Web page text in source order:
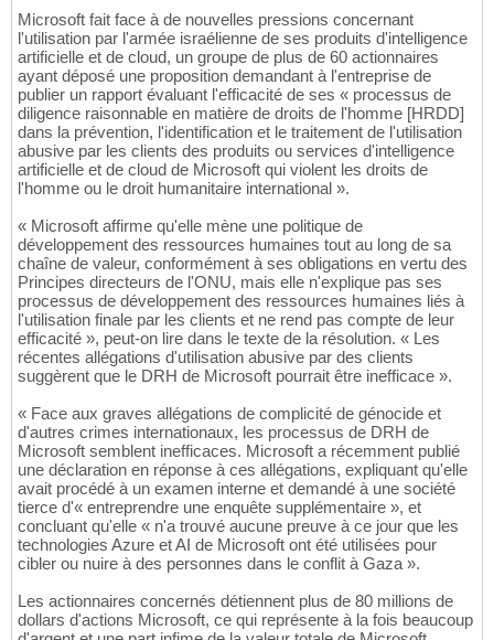
Microsoft fait face à de nouvelles pressions concernant
l'utilisation par l'armée israélienne de ses produits d'intelligence
artificielle et de cloud, un groupe de plus de 60 actionnaires
ayant déposé une proposition demandant à l'entreprise de
publier un rapport évaluant l'efficacité de ses « processus de
diligence raisonnable en matière de droits de l'homme [HRDD]
dans la prévention, l'identification et le traitement de l'utilisation
abusive par les clients des produits ou services d'intelligence
artificielle et de cloud de Microsoft qui violent les droits de
l'homme ou le droit humanitaire international ».
« Microsoft affirme qu'elle mène une politique de
développement des ressources humaines tout au long de sa
chaîne de valeur, conformément à ses obligations en vertu des
Principes directeurs de l'ONU, mais elle n'explique pas ses
processus de développement des ressources humaines liés à
l'utilisation finale par les clients et ne rend pas compte de leur
efficacité », peut-on lire dans le texte de la résolution. « Les
récentes allégations d'utilisation abusive par des clients
suggèrent que le DRH de Microsoft pourrait être inefficace ».
« Face aux graves allégations de complicité de génocide et
d'autres crimes internationaux, les processus de DRH de
Microsoft semblent inefficaces. Microsoft a récemment publié
une déclaration en réponse à ces allégations, expliquant qu'elle
avait procédé à un examen interne et demandé à une société
tierce d'« entreprendre une enquête supplémentaire », et
concluant qu'elle « n'a trouvé aucune preuve à ce jour que les
technologies Azure et AI de Microsoft ont été utilisées pour
cibler ou nuire à des personnes dans le conflit à Gaza ».
Les actionnaires concernés détiennent plus de 80 millions de
dollars d'actions Microsoft, ce qui représente à la fois beaucoup